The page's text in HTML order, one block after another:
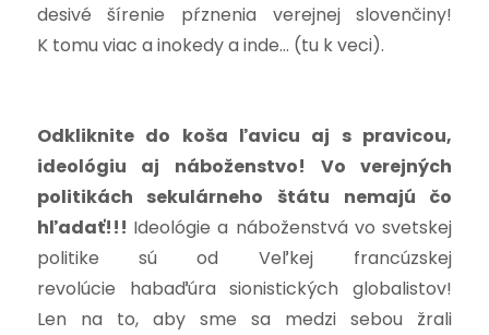
desivé šírenie pŕznenia verejnej slovenčiny!
K tomu viac a inokedy a inde… (tu k veci).
Odkliknite do koša ľavicu aj s pravicou,
ideológiu aj náboženstvo! Vo verejných
politikách sekulárneho štátu nemajú čo
hľadať!!! Ideológie a náboženstvá vo svetskej
politike
sú od Veľkej francúzskej
revolúcie habaďúra sionistických globalistov!
Len na to, aby sme sa medzi sebou žrali